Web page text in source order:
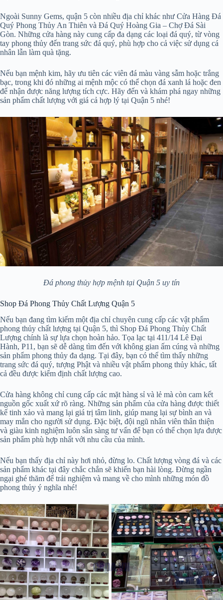
Ngoài Sunny Gems, quận 5 còn nhiều địa chỉ khác như Cửa Hàng Đá
Quý Phong Thủy An Thiên và Đá Quý Hoàng Gia – Chợ Đá Sài
Gòn. Những cửa hàng này cung cấp đa dạng các loại đá quý, từ vòng
tay phong thủy đến trang sức đá quý, phù hợp cho cả việc sử dụng cá
nhân lẫn làm quà tặng.
Nếu bạn mệnh kim, hãy ưu tiên các viên đá màu vàng sẫm hoặc trắng
bạc, trong khi đó những ai mệnh mộc có thể chọn đá xanh lá hoặc đen
để nhận được năng lượng tích cực. Hãy đến và khám phá ngay những
sản phẩm chất lượng với giá cả hợp lý tại Quận 5 nhé!
Đá phong thủy hợp mệnh tại Quận 5 uy tín
Shop Đá Phong Thủy Chất Lượng Quận 5
Nếu bạn đang tìm kiếm một địa chỉ chuyên cung cấp các vật phẩm
phong thủy chất lượng tại Quận 5, thì Shop Đá Phong Thủy Chất
Lượng chính là sự lựa chọn hoàn hảo. Tọa lạc tại 411/14 Lê Đại
Hành, P11, bạn sẽ dễ dàng tìm đến với không gian ấm cúng và những
sản phẩm phong thủy đa dạng. Tại đây, bạn có thể tìm thấy những
trang sức đá quý, tượng Phật và nhiều vật phẩm phong thủy khác, tất
cả đều được kiểm định chất lượng cao.
Cửa hàng không chỉ cung cấp các mặt hàng sỉ và lẻ mà còn cam kết
nguồn gốc xuất xứ rõ ràng. Những sản phẩm của cửa hàng được thiết
kế tinh xảo và mang lại giá trị tâm linh, giúp mang lại sự bình an và
may mắn cho người sử dụng. Đặc biệt, đội ngũ nhân viên thân thiện
và giàu kinh nghiệm luôn sẵn sàng tư vấn để bạn có thể chọn lựa được
sản phẩm phù hợp nhất với nhu cầu của mình.
Nếu bạn thấy địa chỉ này hơi nhỏ, đừng lo. Chất lượng vòng đá và các
sản phẩm khác tại đây chắc chắn sẽ khiến bạn hài lòng. Đừng ngần
ngại ghé thăm để trải nghiệm và mang về cho mình những món đồ
phong thủy ý nghĩa nhé!